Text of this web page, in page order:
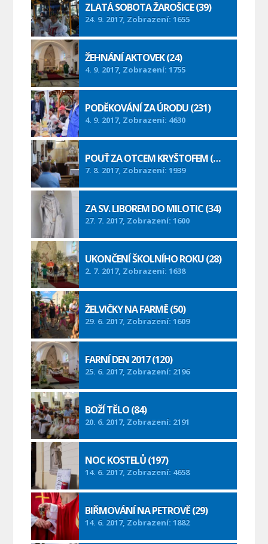
ZLATÁ SOBOTA ŽAROŠICE (39)
24. 9. 2017, Zobrazení: 1655
ŽEHNÁNÍ AKTOVEK (24)
4. 9. 2017, Zobrazení: 1755
PODĚKOVÁNÍ ZA ÚRODU (231)
4. 9. 2017, Zobrazení: 4630
POUŤ ZA OTCEM KRYŠTOFEM (94)
7. 8. 2017, Zobrazení: 1939
ZA SV. LIBOREM DO MILOTIC (34)
27. 7. 2017, Zobrazení: 1600
UKONČENÍ ŠKOLNÍHO ROKU (28)
2. 7. 2017, Zobrazení: 1638
ŽELVIČKY NA FARMĚ (50)
29. 6. 2017, Zobrazení: 1609
FARNÍ DEN 2017 (120)
25. 6. 2017, Zobrazení: 2196
BOŽÍ TĚLO (84)
20. 6. 2017, Zobrazení: 2191
NOC KOSTELŮ (197)
14. 6. 2017, Zobrazení: 4658
BIŘMOVÁNÍ NA PETROVĚ (29)
14. 6. 2017, Zobrazení: 1882